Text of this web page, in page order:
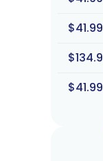
$41.99
$41.99